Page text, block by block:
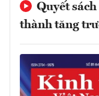
Quyết
thành tăng